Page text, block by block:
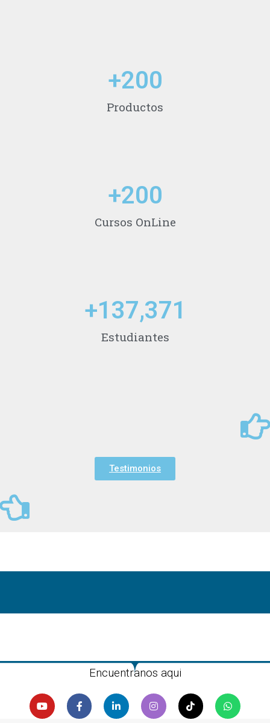
Productos
+200
Cursos OnLine
+200
Estudiantes
+137,371
Testimonios
Encuentranos aqui